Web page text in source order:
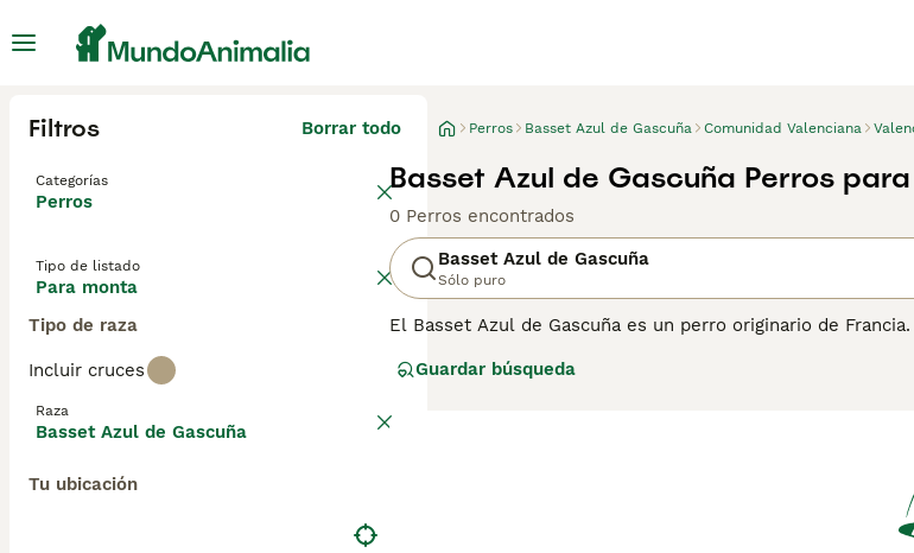
Filtros Borrar todo
Categorías
Perros
Tipo de listado
Para monta
Tipo de raza
Incluir cruces
Raza
Basset Azul de Gascuña
Tu ubicación
Perros Basset Azul de Gascuña Comunidad Valenciana
Basset Azul de Gascuña Perros
0 Perros encontrados
Basset Azul de Gascuña
Sólo puro
El Basset Azul de Gascuña es un perro originario de
afectuosos perros de familia. El Basset Azul de Gascuña
página de consejos de compra de Basset Azul
Guardar búsqueda